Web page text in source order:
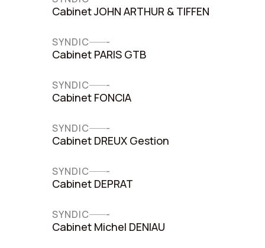
Cabinet JOHN ARTHUR & TIFFEN
SYNDIC -
Cabinet PARIS GTB
SYNDIC -
Cabinet FONCIA
SYNDIC -
Cabinet DREUX Gestion
SYNDIC -
Cabinet DEPRAT
SYNDIC -
Cabinet Michel DENIAU